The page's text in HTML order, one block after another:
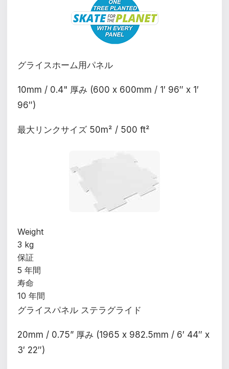
グライスホーム用パネル
10mm / 0.4" 厚み (600 x 600mm / 1′ 96″ x 1′
96″)
最大リンクサイズ 50m² / 500 ft²
Weight
3 kg
保証
5 年間
寿命
10 年間
グライスパネル ステラグライド
20mm / 0.75” 厚み (1965 x 982.5mm / 6′ 44″ x
3′ 22″)